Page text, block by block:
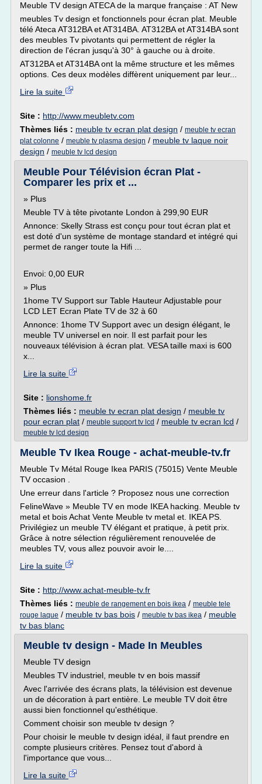
Meuble TV design ATECA de la marque française : AT New
meubles Tv design et fonctionnels pour écran plat. Meuble
télé Ateca AT312BA et AT314BA. AT312BA et AT314BA sont
des meubles Tv pivotants qui permettent de régler la
direction de l'écran jusqu'à 30° à gauche ou à droite.
AT312BA et AT314BA ont la même structure et les mêmes
options. Ces deux modèles diffèrent uniquement par leur...
Lire la suite
Site : http://www.meubletv.com
Thèmes liés : meuble tv ecran plat design / meuble tv ecran
plat colonne / meuble tv plasma design / meuble tv laque noir
design / meuble tv lcd design
Meuble Pour Télévision écran Plat -
Comparer les prix et ...
» Plus
Meuble TV à tête pivotante London à 299,90 EUR
Annonce: Skelly Strass est conçu pour tout écran plat et
est doté d'un système de montage standard et intégré qui
permet de ranger toute la Hifi ...
Envoi: 0,00 EUR
» Plus
1home TV Support sur Table Hauteur Adjustable pour
LCD LET Ecran Plate TV de 32 à 60
Annonce: 1home TV Support avec un design élégant, le
meuble TV universel en noir. Il est parfait pour les
nouveaux télévision à écran plat. VESA taille maxi is 600
x...
Lire la suite
Site : lionshome.fr
Thèmes liés : meuble tv ecran plat design / meuble tv
pour ecran plat / meuble support tv lcd / meuble tv ecran lcd /
meuble tv lcd design
Meuble Tv Ikea Rouge - achat-meuble-tv.fr
Meuble Tv Métal Rouge Ikea PARIS (75015) Vente Meuble
TV occasion .
Une erreur dans l'article ? Proposez nous une correction
FelineWave » Meuble TV en mode IKEA hacking. Meuble tv
metal et bois Achat Vente Meuble tv metal et. IKEA PS.
Privilégiez un meuble TV élégant et pratique, à petit prix.
Grâce à notre sélection régulièrement renouvelée de
meubles TV, vous allez pouvoir avoir le....
Lire la suite
Site : http://www.achat-meuble-tv.fr
Thèmes liés : meuble de rangement en bois ikea / meuble tele
rouge laque / meuble tv bas bois / meuble tv bas ikea / meuble
tv bas blanc
Meuble tv design - Made In Meubles
Meuble TV design
Meubles TV industriel, meuble tv en bois massif
Avec l'arrivée des écrans plats, la télévision est devenue
un de décoration à part entière. Le meuble TV doit être
aussi bien fonctionnel qu'esthétique.
Comment choisir son meuble tv design ?
Pour choisir le meuble tv design idéal, il faut prendre en
compte plusieurs critères. Pensez tout d'abord à
l'importance que vous...
Lire la suite